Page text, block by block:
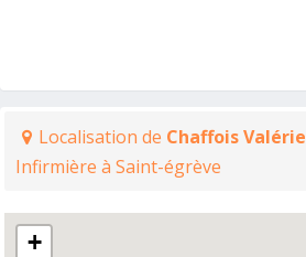
Localisation de Chaffois Valérie
Infirmière à Saint-égrève
+